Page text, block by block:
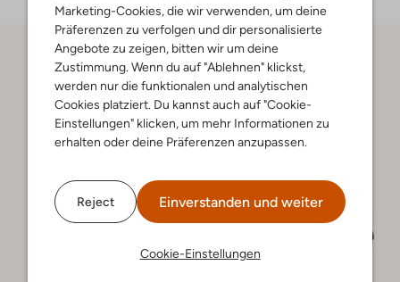
Marketing-Cookies, die wir verwenden, um deine
Präferenzen zu verfolgen und dir personalisierte
Angebote zu zeigen, bitten wir um deine
Zustimmung. Wenn du auf "Ablehnen" klickst,
werden nur die funktionalen und analytischen
Cookies platziert. Du kannst auch auf "Cookie-
Einstellungen" klicken, um mehr Informationen zu
erhalten oder deine Präferenzen anzupassen.
Reject Einverstanden und weiter
Cookie-Einstellungen